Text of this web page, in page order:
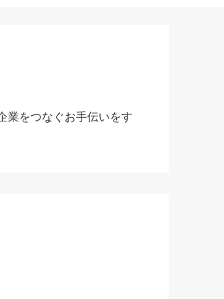
業をつなぐお手伝いをす